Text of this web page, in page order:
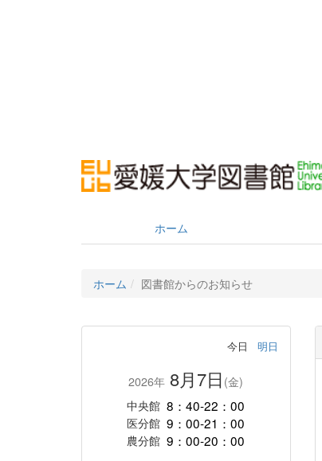
ホーム
ホーム 図書館からのお知らせ
今日 明日
2026年 8月7日 (金)
中央館 8：40-22：00
医分館 9：00-21：00
農分館 9：00-20：00